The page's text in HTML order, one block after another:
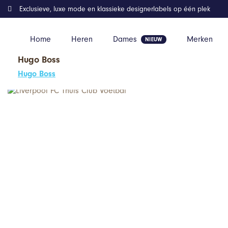
Home Heren Dames Merken
Exclusieve, luxe mode en klassieke designerlabels op één plek
Hugo Boss
Hugo Boss
Home Kleding